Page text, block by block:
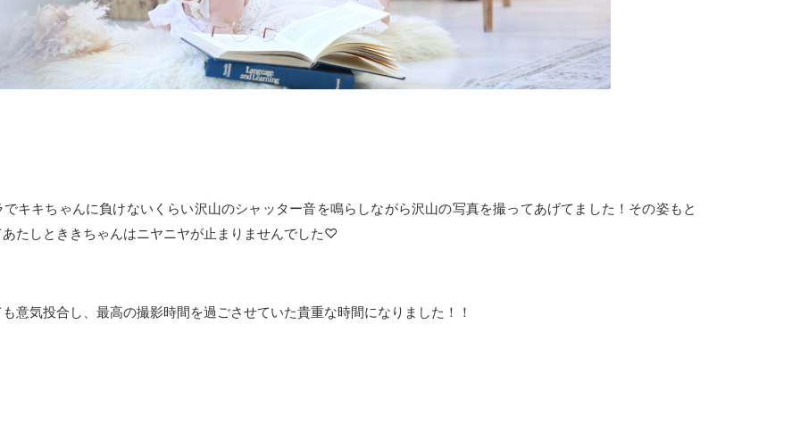
キキちゃんに負けないくらい沢山のシャッター音を鳴らしながら沢山の写真を撮ってあげてました！その姿もと
あたしとききちゃんはニヤニヤが止まりませんでした♡
意気投合し、最高の撮影時間を過ごさせていた貴重な時間になりました！！